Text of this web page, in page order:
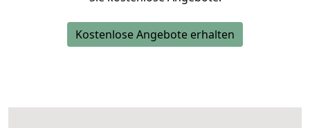
Kostenlose Angebote erhalten